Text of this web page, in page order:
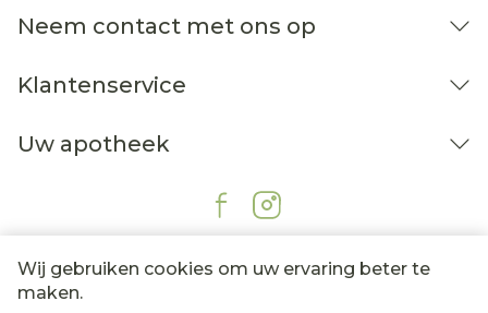
Wij gebruiken cookies om uw ervaring beter te
maken.
Neem contact met ons op
Klantenservice
Uw apotheek